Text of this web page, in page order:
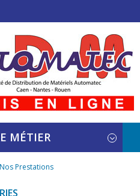
MÉTIER
Nos Prestations